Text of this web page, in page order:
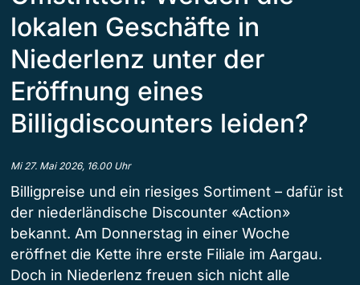
lokalen Geschäfte in
Niederlenz unter der
Eröffnung eines
Billigdiscounters leiden?
Mi 27. Mai 2026, 16.00 Uhr
Billigpreise und ein riesiges Sortiment – dafür ist
der niederländische Discounter «Action»
bekannt. Am Donnerstag in einer Woche
eröffnet die Kette ihre erste Filiale im Aargau.
Doch in Niederlenz freuen sich nicht alle